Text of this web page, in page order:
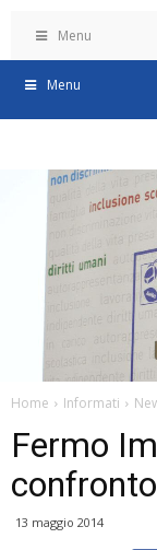
Menu
Menu
Home Informati
Fermo
confronto
13 maggio 2014